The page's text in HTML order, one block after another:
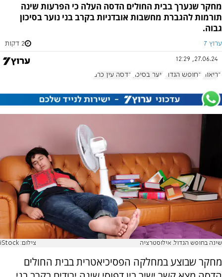
מחקר שנערך בבית החולים הדסה העלה כי הפרעות שינה
תורמות להגברת מחשבות אובדניות בקרב בני נוער בסיכון
גבוה.
ערוץ 7 2 דקות
27.06.24, 12:29
בריאות החופש הגדול נוער בסיכון הדסה עין כרם
שינה בחופש הגדול. אילוסטרציה צילום: iStock
מחקר שבוצע במחלקה הפסיכיאטרית בבית החולים